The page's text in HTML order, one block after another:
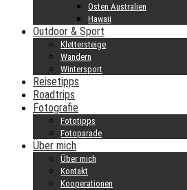
Osten Australien
Hawaii
Outdoor & Sport
Klettersteige
Wandern
Wintersport
Reisetipps
Roadtrips
Fotografie
Fototipps
Fotoparade
Über mich
Über mich
Kontakt
Kooperationen